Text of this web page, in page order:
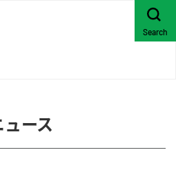
Search
ュース